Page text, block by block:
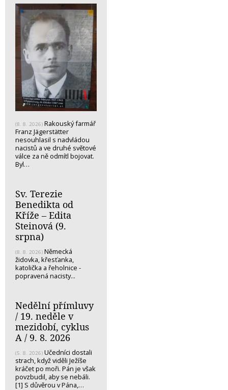
(8. 8. 2026) Rakouský farmář
Franz Jägerstätter
nesouhlasil s nadvládou
nacistů a ve druhé světové
válce za ně odmítl bojovat.
Byl…
Sv. Terezie
Benedikta od
Kříže – Edita
Steinová (9.
srpna)
(8. 8. 2026) Německá
židovka, křesťanka,
katolička a řeholnice -
popravená nacisty...
Nedělní přímluvy
/ 19. neděle v
mezidobí, cyklus
A / 9. 8. 2026
(5. 8. 2026) Učedníci dostali
strach, když viděli Ježíše
kráčet po moři. Pán je však
povzbudil, aby se nebáli.
[1] S důvěrou v Pána,…